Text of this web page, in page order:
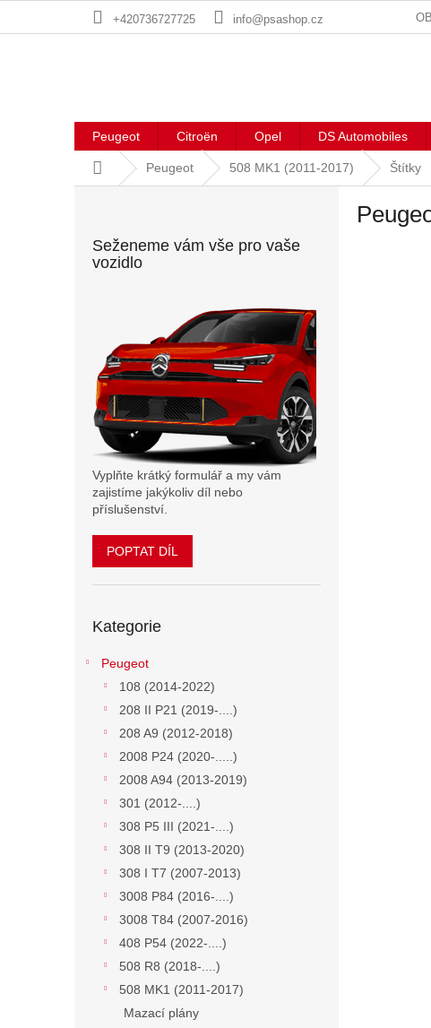
+420736727725 info@psashop.cz
Peugeot Citroën Opel DS Automobiles
Domů Peugeot 508 MK1 (2011-2017) Štítky
Seženeme vám vše pro vaše
vozidlo
Vyplňte krátký formulář a my vám
zajistíme jakýkoliv díl nebo
příslušenství.
POPTAT DÍL
kategorie
Kategorie
Peugeot
108 (2014-2022)
208 II P21 (2019-....)
208 A9 (2012-2018)
2008 P24 (2020-.....)
2008 A94 (2013-2019)
301 (2012-....)
308 P5 III (2021-....)
308 II T9 (2013-2020)
308 I T7 (2007-2013)
3008 P84 (2016-....)
3008 T84 (2007-2016)
408 P54 (2022-....)
508 R8 (2018-....)
508 MK1 (2011-2017)
Mazací plány